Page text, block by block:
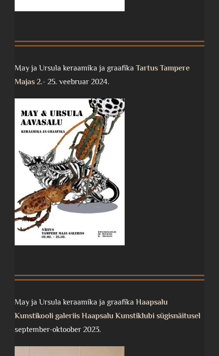
May ja Ursula keraamika ja graafika Tartus Tampere
Majas 2.- 25. veebruar 2024.
May ja Ursula keraamika ja graafika Haapsalu
Kunstikooli galeriis Haapsalu Kunstiklubi sügisnäitusel
september-oktoober 2023.